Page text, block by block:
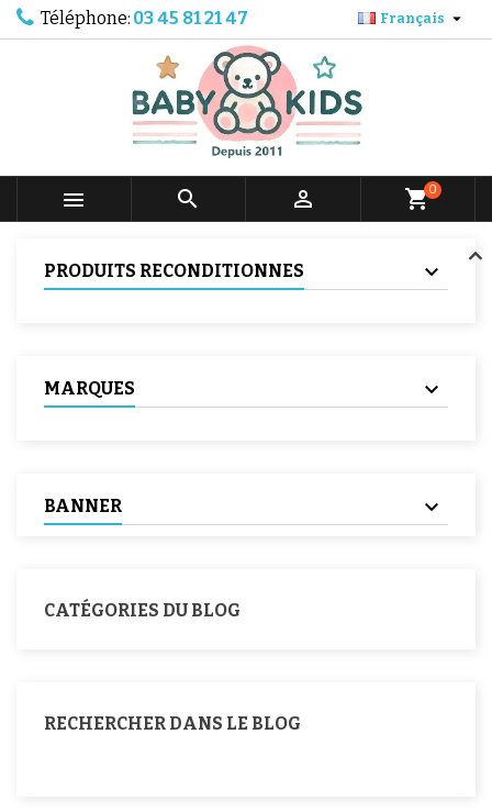
Téléphone: 03 45 81 21 47 Français 
   shopping_cart0
PRODUITS RECONDITIONNES
MARQUES
BANNER
CATÉGORIES DU BLOG
RECHERCHER DANS LE BLOG